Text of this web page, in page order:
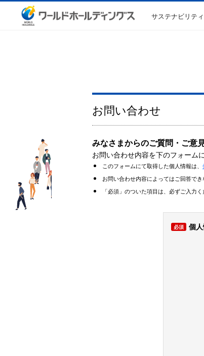
サステナビリティ
お問い合わせ
みなさまからのご質問・ご意
お問い合わせ内容を下のフォーム
このフォームにて取得した個人情報は、
お問い合わせ内容によってはご回答で
「必須」 のついた項目は、必ずご入力く
個